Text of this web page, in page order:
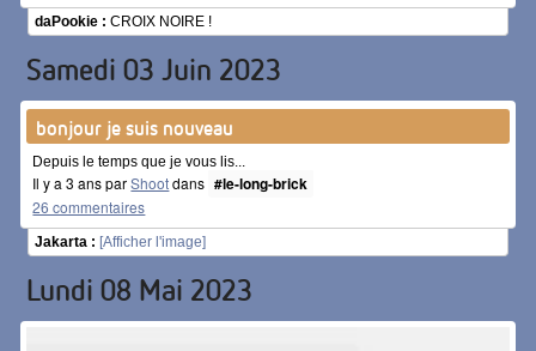
daPookie : CROIX NOIRE !
Samedi 03 Juin 2023
bonjour je suis nouveau
Depuis le temps que je vous lis...
Il y a 3 ans parShootdans #le-long-brick
26 commentaires
Jakarta : [Afficher l'image]
Lundi 08 Mai 2023